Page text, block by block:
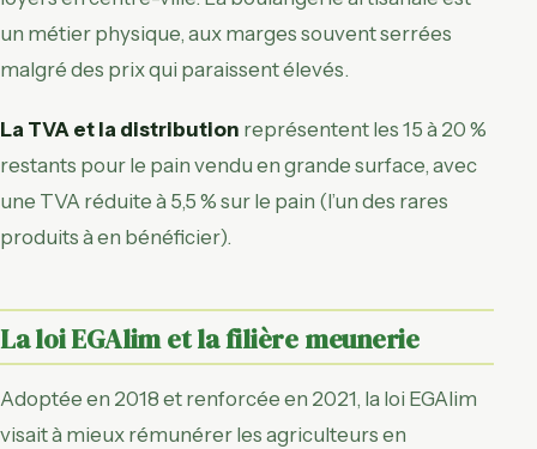
un métier physique, aux marges souvent serrées
malgré des prix qui paraissent élevés.
La TVA et la distribution représentent les 15 à 20 %
restants pour le pain vendu en grande surface, avec
une TVA réduite à 5,5 % sur le pain (l’un des rares
produits à en bénéficier).
La loi EGAlim et la filière meunerie
Adoptée en 2018 et renforcée en 2021, la loi EGAlim
visait à mieux rémunérer les agriculteurs en